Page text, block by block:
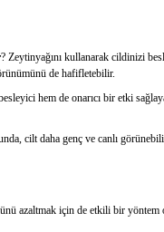
? Zeytinyağını kullanarak cildinizi
de hafifletebilir.
hem de onarıcı bir etki
cilt daha genç ve canlı
azaltmak için de etkili bir yöntem